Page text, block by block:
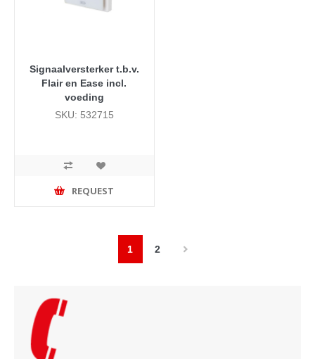
Signaalversterker t.b.v.
Flair en Ease incl.
voeding
SKU: 532715
REQUEST
1 2